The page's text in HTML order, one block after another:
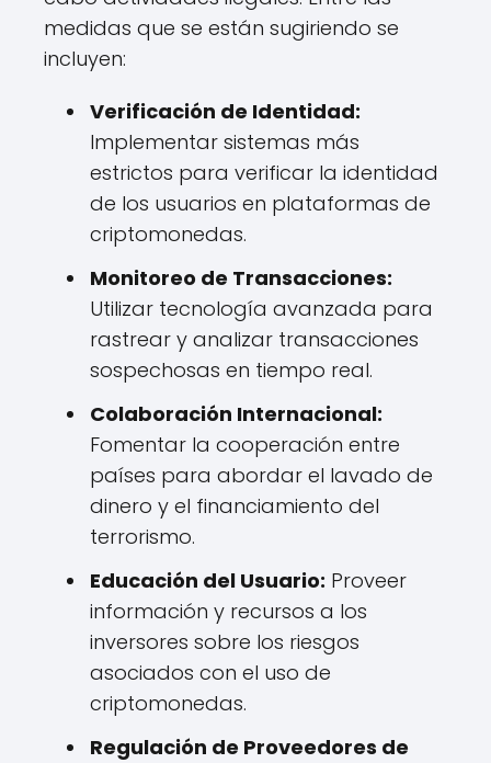
medidas que se están sugiriendo se
incluyen:
Verificación de Identidad:
Implementar sistemas más
estrictos para verificar la identidad
de los usuarios en plataformas de
criptomonedas.
Monitoreo de Transacciones:
Utilizar tecnología avanzada para
rastrear y analizar transacciones
sospechosas en tiempo real.
Colaboración Internacional:
Fomentar la cooperación entre
países para abordar el lavado de
dinero y el financiamiento del
terrorismo.
Educación del Usuario: Proveer
información y recursos a los
inversores sobre los riesgos
asociados con el uso de
criptomonedas.
Regulación de Proveedores de